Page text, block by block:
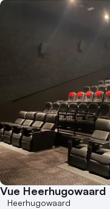
Vue Heerhugowaard
Heerhugowaard